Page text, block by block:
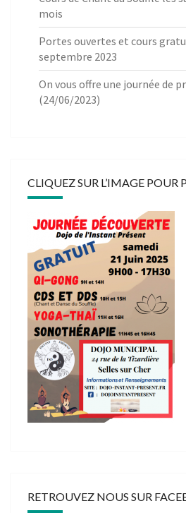
mois
Portes ouvertes et cours
septembre 2023
On vous offre une journée de
(24/06/2023)
CLIQUEZ SUR L’IMAGE POUR
RETROUVEZ NOUS SUR